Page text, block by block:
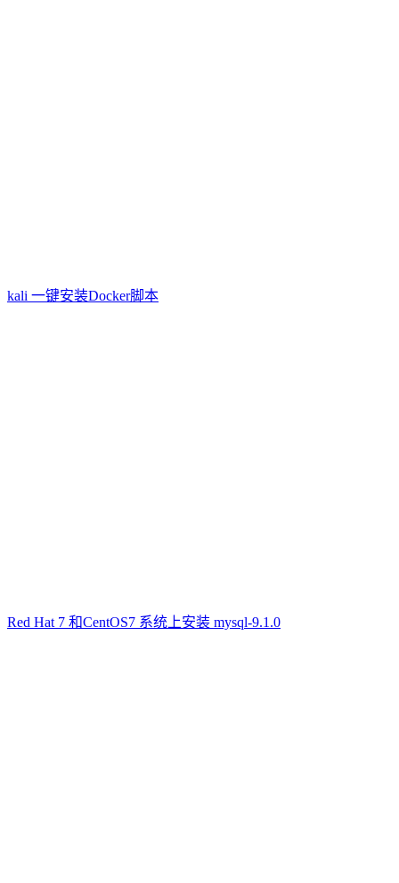
kali 一键安装Docker脚本
Red Hat 7 和CentOS7 系统上安装 mysql-9.1.0